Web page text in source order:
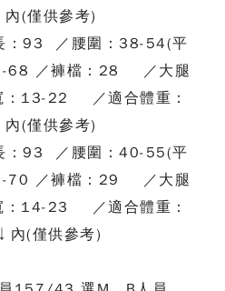
(僅供參考)
：93 ／腰圍：38-54(平
68 ／褲檔：28 ／大腿
：13-22 ／適合體重：
(僅供參考)
：93 ／腰圍：40-55(平
70 ／褲檔：29 ／大腿
：14-23 ／適合體重：
內(僅供參考)